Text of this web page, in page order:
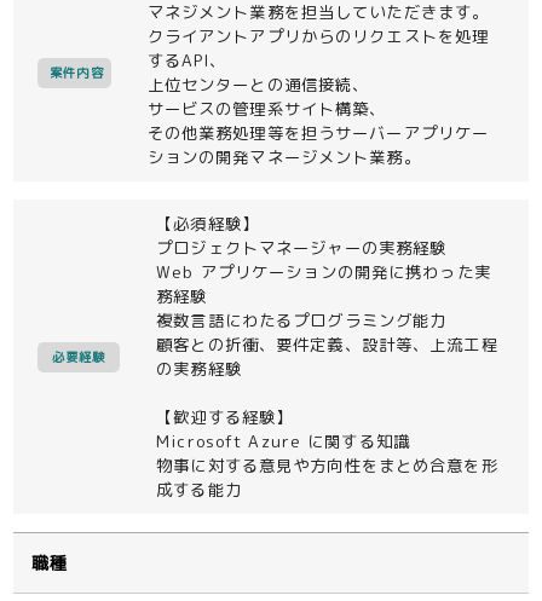
案件内容
マネジメント業務を担当していただきます。
クライアントアプリからのリクエストを処理
するAPI、
上位センターとの通信接続、
サービスの管理系サイト構築、
その他業務処理等を担うサーバーアプリケー
ションの開発マネージメント業務。
必要経験
【必須経験】
プロジェクトマネージャーの実務経験
Web アプリケーションの開発に携わった実
務経験
複数言語にわたるプログラミング能力
顧客との折衝、要件定義、設計等、上流工程
の実務経験
【歓迎する経験】
Microsoft Azure に関する知識
物事に対する意見や方向性をまとめ合意を形
成する能力
職種